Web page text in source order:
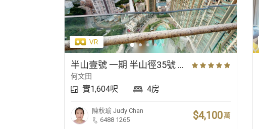
半山壹號 一期 半山徑35號 高層 35室
何文田
實1,604呎 4房
陳秋瑜 Judy Chan
6488 1265
$4,100萬